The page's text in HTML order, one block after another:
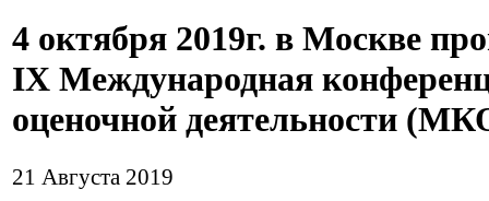
4 октября 2019г. в Москве
IX Международная
оценочной деятельности
21 Августа 2019